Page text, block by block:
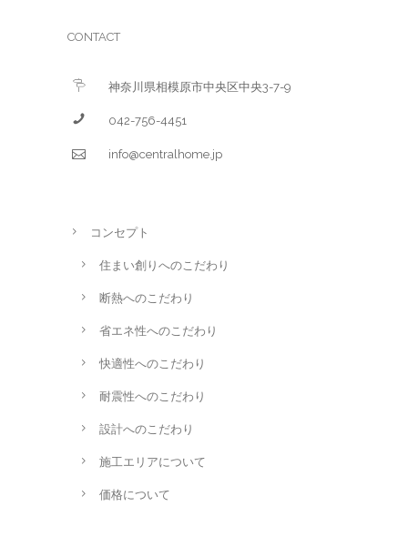
CONTACT
神奈川県相模原市中央区中央3-7-9
042-756-4451
info@centralhome.jp
コンセプト
住まい創りへのこだわり
断熱へのこだわり
省エネ性へのこだわり
快適性へのこだわり
耐震性へのこだわり
設計へのこだわり
施工エリアについて
価格について